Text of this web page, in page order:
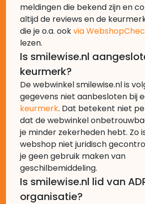
meldingen die bekend zijn en
altijd de reviews en de
die je o.a. ookvia
lezen.
Is smilewise.nl
keurmerk?
De webwinkel smilewise.nl is
gegevens niet aanbesloten bij
keurmerk. Dat betekent niet
dat de webwinkel
je minder zekerheden hebt. Zo
webshop niet juridisch
je geen gebruik maken van
geschilbemiddeling.
Is smilewise.nl lid van
organisatie?